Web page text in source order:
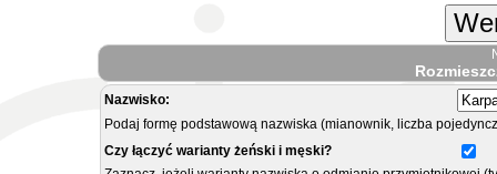
Nazwisko:
Podaj formę podstawową nazwiska (mianownik, liczba
Czy łączyć warianty żeński i męski?